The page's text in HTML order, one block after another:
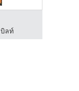
ลท์